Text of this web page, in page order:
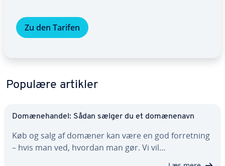
Zu den Tarifen
Populære artikler
Do­mæ­ne­han­del: Sådan sælger du et do­mæ­ne­navn
Køb og salg af domæner kan være en god for­ret­ning
– hvis man ved, hvordan man gør. Vi vil…